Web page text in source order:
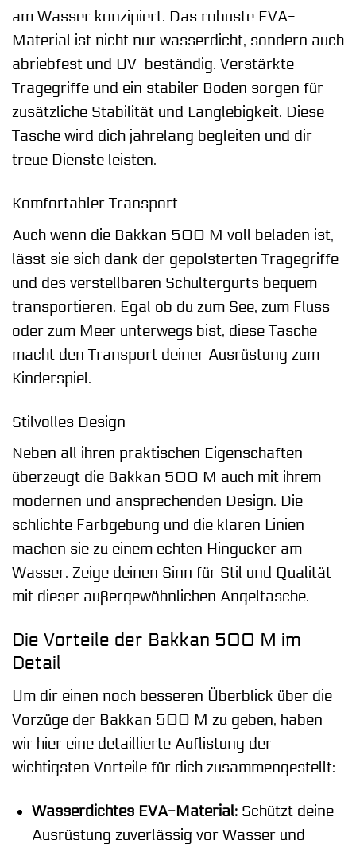
am Wasser konzipiert. Das robuste EVA-
Material ist nicht nur wasserdicht, sondern auch
abriebfest und UV-beständig. Verstärkte
Tragegriffe und ein stabiler Boden sorgen für
zusätzliche Stabilität und Langlebigkeit. Diese
Tasche wird dich jahrelang begleiten und dir
treue Dienste leisten.
Komfortabler Transport
Auch wenn die Bakkan 500 M voll beladen ist,
lässt sie sich dank der gepolsterten Tragegriffe
und des verstellbaren Schultergurts bequem
transportieren. Egal ob du zum See, zum Fluss
oder zum Meer unterwegs bist, diese Tasche
macht den Transport deiner Ausrüstung zum
Kinderspiel.
Stilvolles Design
Neben all ihren praktischen Eigenschaften
überzeugt die Bakkan 500 M auch mit ihrem
modernen und ansprechenden Design. Die
schlichte Farbgebung und die klaren Linien
machen sie zu einem echten Hingucker am
Wasser. Zeige deinen Sinn für Stil und Qualität
mit dieser außergewöhnlichen Angeltasche.
Die Vorteile der Bakkan 500 M im
Detail
Um dir einen noch besseren Überblick über die
Vorzüge der Bakkan 500 M zu geben, haben
wir hier eine detaillierte Auflistung der
wichtigsten Vorteile für dich zusammengestellt:
Wasserdichtes EVA-Material:Schützt deine
Ausrüstung zuverlässig vor Wasser und